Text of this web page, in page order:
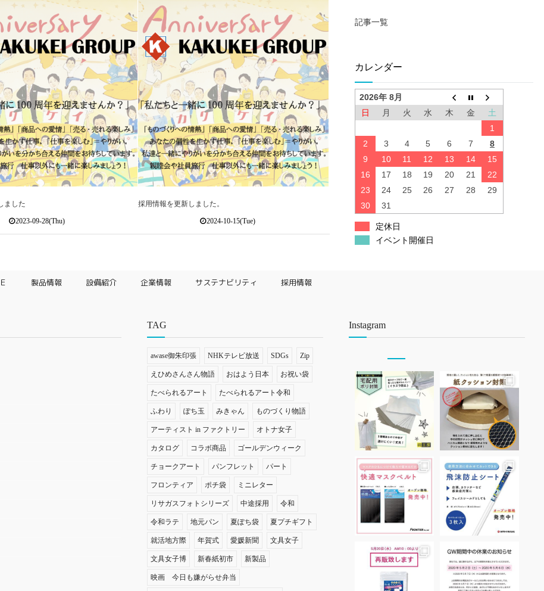
ました
2023-09-28(Thu)
採用情報を更新しました。
2024-10-15(Tue)
記事一覧
カレンダー
2026年 8月
日
月 火 水 木 金
土
1
2
3 4 5 6 7
8
9
10 11 12 13 14
15
16
17 18 19 20 21
22
23
24 25 26 27 28
29
30
31
定休日
イベント開催日
製品情報 設備紹介 企業情報 サステナビリティ 採用情報
TAG
awase御朱印張 NHKテレビ放送 SDGs Zip
えひめさんさん物語 おはよう日本 お祝い袋
たべられるアート たべられるアート令和
ふわり ぽち玉 みきゃん ものづくり物語
アーティスト in ファクトリー オトナ女子
カタログ コラボ商品 ゴールデンウィーク
チョークアート パンフレット パート
フロンティア ポチ袋 ミニレター
リサガスフォトシリーズ 中途採用 令和
令和ラテ 地元パン 夏ぽち袋 夏プチギフト
就活地方際 年賀式 愛媛新聞 文具女子
文具女子博 新春紙初市 新製品
映画 今日も嫌がらせ弁当
Instagram